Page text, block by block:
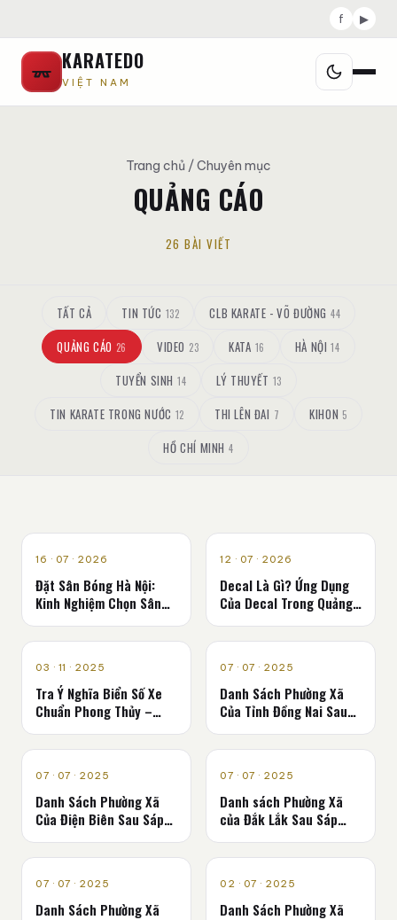
f ▶
KARATEDO
VIỆT NAM
Trang chủ / Chuyên mục
QUẢNG CÁO
26 BÀI VIẾT
TẤT CẢ TIN TỨC 132 CLB KARATE - VÕ ĐƯỜNG 44
QUẢNG CÁO 26 VIDEO 23 KATA 16 HÀ NỘI 14
TUYỂN SINH 14 LÝ THUYẾT 13
TIN KARATE TRONG NƯỚC 12 THI LÊN ĐAI 7 KIHON 5
HỒ CHÍ MINH 4
QUẢNG CÁO
16 · 07 · 2026
Đặt Sân Bóng Hà Nội:
Kinh Nghiệm Chọn Sân
QUẢNG CÁO
12 · 07 · 2026
Decal Là Gì? Ứng Dụng
Của Decal Trong Quảng
Diện Thương Hiệu
QUẢNG CÁO
03 · 11 · 2025
Tra Ý Nghĩa Biển Số Xe
Chuẩn Phong Thủy –
Chính Xác Nhất
QUẢNG CÁO
07 · 07 · 2025
Danh Sách Phường Xã
Của Tỉnh Đồng Nai Sau
QUẢNG CÁO
07 · 07 · 2025
Danh Sách Phường Xã
Của Điện Biên Sau Sáp
QUẢNG CÁO
07 · 07 · 2025
Danh sách Phường Xã
của Đắk Lắk Sau Sáp
QUẢNG CÁO
07 · 07 · 2025
Danh Sách Phường Xã
QUẢNG CÁO
02 · 07 · 2025
Danh Sách Phường Xã